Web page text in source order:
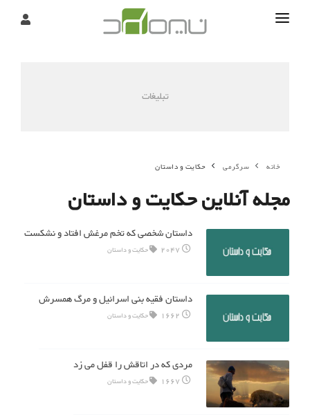
تبلیغات
خانه سرگرمی حکایت و داستان
مجله آنلاین حکایت و داستان
داستان شخصى كه تخم مرغش افتاد و نشکست
2047 حکایت و داستان
داستان فقيه بنى اسرائيل و مرگ همسرش
1662 حکایت و داستان
مردی که در اتاقش را قفل می زد
1667 حکایت و داستان